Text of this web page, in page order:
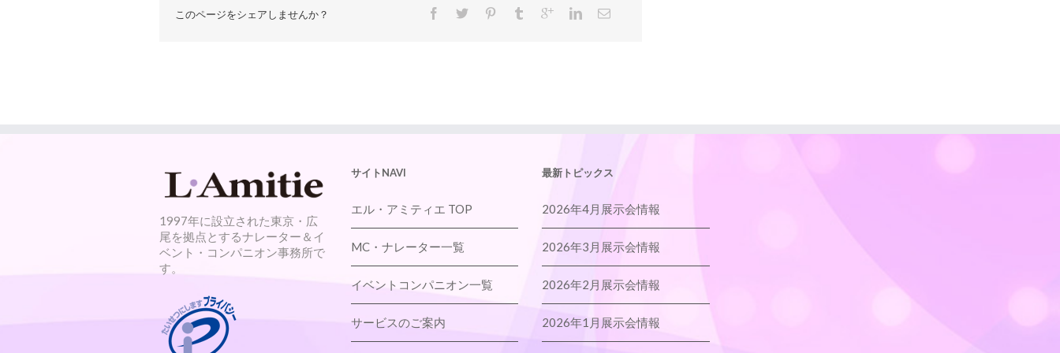
このページをシェアしませんか？
1997年に設立された東京・広
尾を拠点とするナレーター＆イ
ベント・コンパニオン事務所で
す。
サイトNAVI
エル・アミティエ TOP
MC・ナレーター一覧
イベントコンパニオン一覧
サービスのご案内
最新トピックス
2026年4月展示会情報
2026年3月展示会情報
2026年2月展示会情報
2026年1月展示会情報